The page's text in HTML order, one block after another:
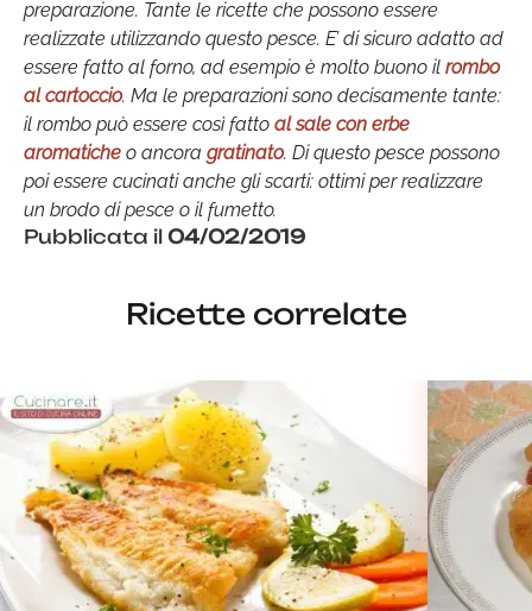
preparazione. Tante le ricette che possono essere
realizzate utilizzando questo pesce. E’ di sicuro adatto ad
essere fatto al forno, ad esempio è molto buono il rombo
al cartoccio. Ma le preparazioni sono decisamente tante:
il rombo può essere così fatto al sale con erbe
aromatiche o ancora gratinato. Di questo pesce possono
poi essere cucinati anche gli scarti: ottimi per realizzare
un brodo di pesce o il fumetto.
Pubblicata il 04/02/2019
Ricette correlate